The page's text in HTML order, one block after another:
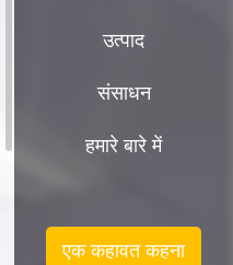
उत्पाद
संसाधन
हमारे बारे में
एक कहावत कहना